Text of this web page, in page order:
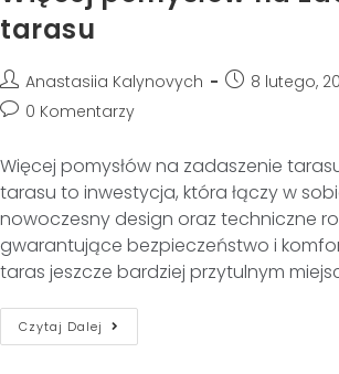
tarasu
Anastasiia Kalynovych 8 lutego,
0 Komentarzy
Więcej pomysłów na zadaszenie
tarasu to inwestycja, która łączy w
nowoczesny design oraz techniczne
gwarantujące bezpieczeństwo i
taras jeszcze bardziej przytulnym
Czytaj Dalej